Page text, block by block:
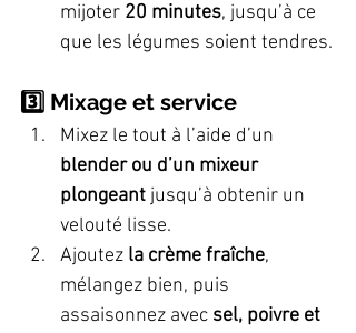
mijoter 20 minutes, jusqu’à ce
que les légumes soient tendres.
3️⃣ Mixage et service
Mixez le tout à l’aide d’un
blender ou d’un mixeur
plongeant jusqu’à obtenir un
velouté lisse.
Ajoutez la crème fraîche,
mélangez bien, puis
assaisonnez avec sel, poivre et